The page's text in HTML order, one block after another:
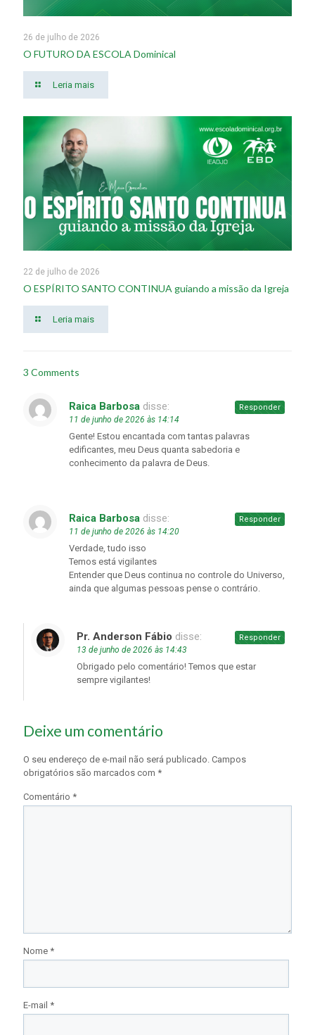
26 de julho de 2026
O FUTURO DA ESCOLA Dominical
Leria mais
22 de julho de 2026
O ESPÍRITO SANTO CONTINUA guiando a missão da Igreja
Leria mais
3 Comments
Raica Barbosa disse:
11 de junho de 2026 às 14:14
Gente! Estou encantada com tantas palavras
edificantes, meu Deus quanta sabedoria e
conhecimento da palavra de Deus.
Responder
Raica Barbosa disse:
11 de junho de 2026 às 14:20
Verdade, tudo isso
Temos está vigilantes
Entender que Deus continua no controle do Universo,
ainda que algumas pessoas pense o contrário.
Responder
Pr. Anderson Fábio disse:
13 de junho de 2026 às 14:43
Obrigado pelo comentário! Temos que estar
sempre vigilantes!
Responder
Deixe um comentário
O seu endereço de e-mail não será publicado. Campos
obrigatórios são marcados com *
Comentário *
Nome *
E-mail *